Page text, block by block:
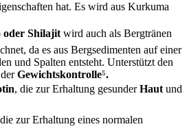
hat. Es wird aus Kurkuma
oder Shilajitwird auch als Bergtränen
da es aus Bergsedimenten auf einer
und Spalten entsteht. Unterstützt den
Gewichtskontrolle⁵.
, die zur Erhaltung gesunderHautund
zur Erhaltung eines normalen